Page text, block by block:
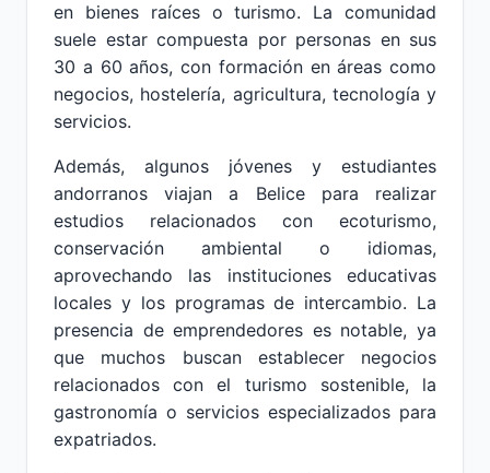
en bienes raíces o turismo. La comunidad
suele estar compuesta por personas en sus
30 a 60 años, con formación en áreas como
negocios, hostelería, agricultura, tecnología y
servicios.
Además, algunos jóvenes y estudiantes
andorranos viajan a Belice para realizar
estudios relacionados con ecoturismo,
conservación ambiental o idiomas,
aprovechando las instituciones educativas
locales y los programas de intercambio. La
presencia de emprendedores es notable, ya
que muchos buscan establecer negocios
relacionados con el turismo sostenible, la
gastronomía o servicios especializados para
expatriados.